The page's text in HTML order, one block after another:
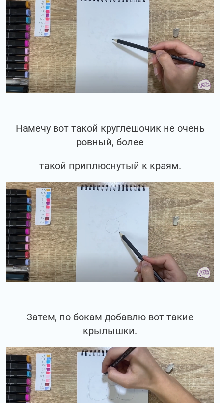
Намечу вот такой круглешочик не очень
ровный, более
такой приплюснутый к краям.
Затем, по бокам добавлю вот такие
крылышки.